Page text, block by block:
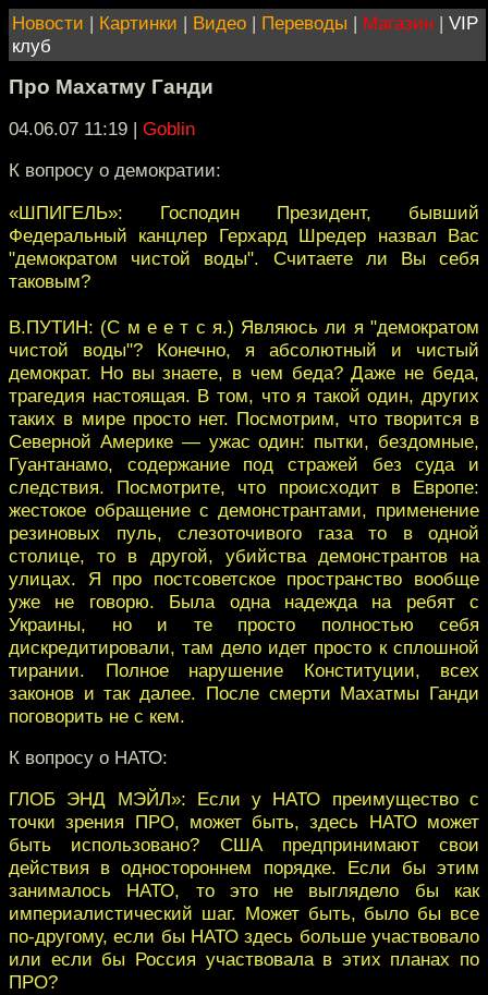
Новости | Картинки | Видео | Переводы | Магазин | VIP
клуб
Про Махатму Ганди
04.06.07 11:19 | Goblin
К вопросу о демократии:
«ШПИГЕЛЬ»: Господин Президент, бывший
Федеральный канцлер Герхард Шредер назвал Вас
"демократом чистой воды". Считаете ли Вы себя
таковым?
В.ПУТИН: (С м е е т с я.) Являюсь ли я "демократом
чистой воды"? Конечно, я абсолютный и чистый
демократ. Но вы знаете, в чем беда? Даже не беда,
трагедия настоящая. В том, что я такой один, других
таких в мире просто нет. Посмотрим, что творится в
Северной Америке — ужас один: пытки, бездомные,
Гуантанамо, содержание под стражей без суда и
следствия. Посмотрите, что происходит в Европе:
жестокое обращение с демонстрантами, применение
резиновых пуль, слезоточивого газа то в одной
столице, то в другой, убийства демонстрантов на
улицах. Я про постсоветское пространство вообще
уже не говорю. Была одна надежда на ребят с
Украины, но и те просто полностью себя
дискредитировали, там дело идет просто к сплошной
тирании. Полное нарушение Конституции, всех
законов и так далее. После смерти Махатмы Ганди
поговорить не с кем.
К вопросу о НАТО:
ГЛОБ ЭНД МЭЙЛ»: Если у НАТО преимущество с
точки зрения ПРО, может быть, здесь НАТО может
быть использовано? США предпринимают свои
действия в одностороннем порядке. Если бы этим
занималось НАТО, то это не выглядело бы как
империалистический шаг. Может быть, было бы все
по-другому, если бы НАТО здесь больше участвовало
или если бы Россия участвовала в этих планах по
ПРО?